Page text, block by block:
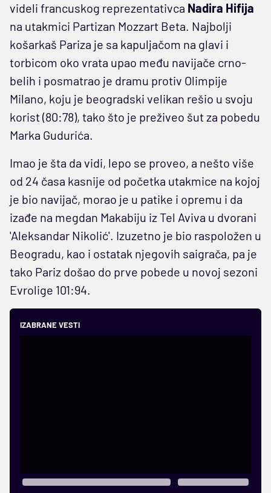
videli francuskog reprezentativca Nadira Hifija
na utakmici Partizan Mozzart Beta. Najbolji
košarkaš Pariza je sa kapuljačom na glavi i
torbicom oko vrata upao među navijače crno-
belih i posmatrao je dramu protiv Olimpije
Milano, koju je beogradski velikan rešio u svoju
korist (80:78), tako što je preživeo šut za pobedu
Marka Gudurića.
Imao je šta da vidi, lepo se proveo, a nešto više
od 24 časa kasnije od početka utakmice na kojoj
je bio navijač, morao je u patike i opremu i da
izađe na megdan Makabiju iz Tel Aviva u dvorani
'Aleksandar Nikolić'. Izuzetno je bio raspoložen u
Beogradu, kao i ostatak njegovih saigrača, pa je
tako Pariz došao do prve pobede u novoj sezoni
Evrolige 101:94.
IZABRANE VESTI